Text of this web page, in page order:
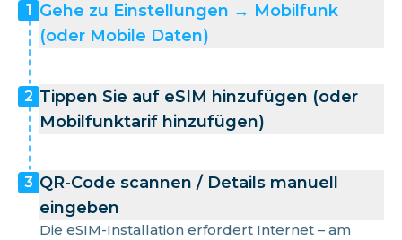
1 Gehe zu Einstellungen → Mobilfunk
(oder Mobile Daten)
2 Tippen Sie auf eSIM hinzufügen (oder
Mobilfunktarif hinzufügen)
3 QR-Code scannen / Details manuell
eingeben
Die eSIM-Installation erfordert Internet – am